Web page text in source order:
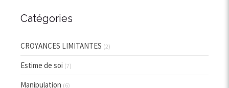
Catégories
CROYANCES LIMITANTES (2)
Estime de soi (7)
Manipulation (6)